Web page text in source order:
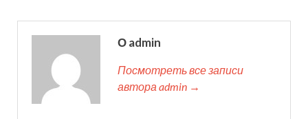
О admin
Посмотреть все записи
автора admin →